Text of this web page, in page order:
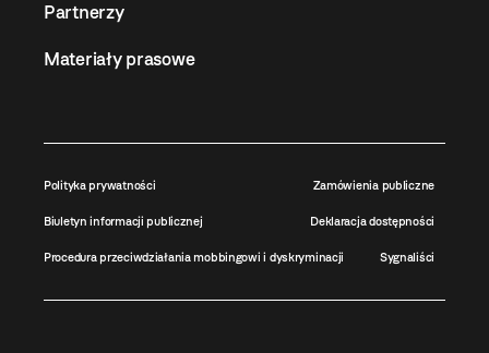
Partnerzy
Materiały prasowe
Polityka prywatności Zamówienia publiczne
Biuletyn informacji publicznej Deklaracja dostępności
Procedura przeciwdziałania mobbingowi i dyskryminacji Sygnaliści